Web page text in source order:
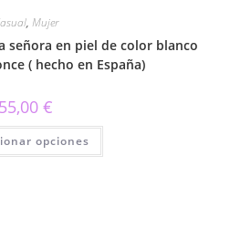
, Mujer
señora en piel de color blanco
( hecho en España)
55,00 €
opciones
Este
tiene